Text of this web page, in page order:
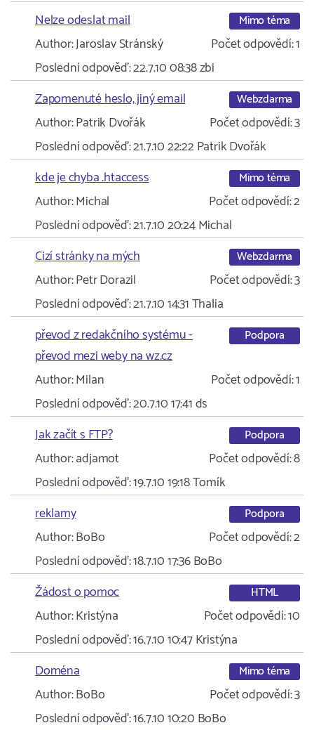
Nelze odeslat mail Mimo téma
Author:Jaroslav Stránský Počet odpovědí:1
Poslední odpověď:22.7.10 08:38zbi
Zapomenuté heslo, jiný email
Webzdarma
Author:Patrik Dvořák Počet odpovědí:3
Poslední odpověď:21.7.10 22:22Patrik Dvořák
kde je chyba .htaccess
Mimo téma
Author:Michal Počet odpovědí:2
Poslední odpověď:21.7.10 20:24Michal
Cizí stránky na mých
Webzdarma
Author:Petr Dorazil Počet odpovědí:3
Poslední odpověď:21.7.10 14:31Thalia
převod z redakčního systému -
převod mezi weby na wz.cz
Podpora
Author:Milan Počet odpovědí:1
Poslední odpověď:20.7.10 17:41ds
Jak začít s FTP?
Podpora
Author:adjamot Počet odpovědí:8
Poslední odpověď:19.7.10 19:18Tomík
reklamy
Podpora
Author:BoBo Počet odpovědí:2
Poslední odpověď:18.7.10 17:36BoBo
Žádost o pomoc
HTML
Author:Kristýna Počet odpovědí:10
Poslední odpověď:16.7.10 10:47Kristýna
Doména
Mimo téma
Author:BoBo Počet odpovědí:3
Poslední odpověď:16.7.10 10:20 BoBo